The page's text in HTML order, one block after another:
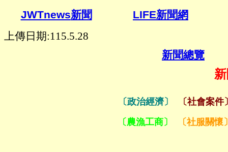
JWTnews新聞 LIFE新聞網
上傳日期:115.5.28
新聞總覽
〔政治經濟〕
〔社會案件
〔農漁工商〕
〔社服關懷